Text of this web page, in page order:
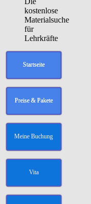
kostenlose
Materialsuche
für
Lehrkräfte
Startseite
Preise & Pakete
Meine Buchung
Vita